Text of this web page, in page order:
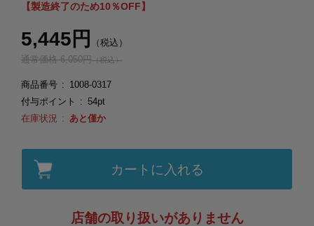
【製造終了のため10％OFF】
5,445円
（税込）
通常価格 6,050円（税込）
商品番号
1008-0317
付与ポイント
54pt
在庫状況
あと僅か
カートに入れる
店舗の取り扱いがありません